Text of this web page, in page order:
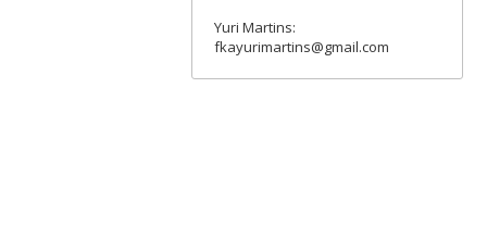
Yuri Martins:
fkayurimartins@gmail.com